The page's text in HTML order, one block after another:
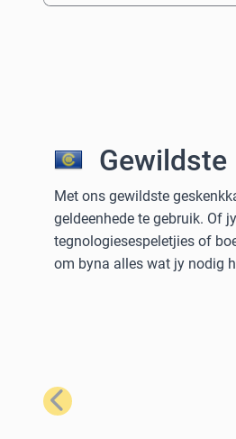
Gewildste
Met ons gewildste
geldeenhede te gebruik. Of
tegnologiesespeletjies of
om byna alles wat jy nodig
Vorige